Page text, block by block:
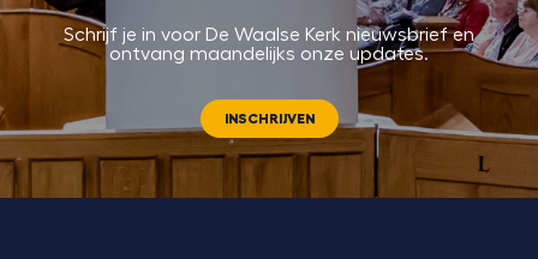
Schrijf je in voor De Waalse Kerk nieuwsbrief en
ontvang maandelijks onze updates.
INSCHRIJVEN